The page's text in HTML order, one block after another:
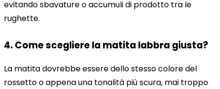
evitando sbavature o accumuli di prodotto tra le
rughette.
4. Come scegliere la matita labbra giusta?
La matita dovrebbe essere dello stesso colore del
rossetto o appena una tonalità più scura, mai troppo